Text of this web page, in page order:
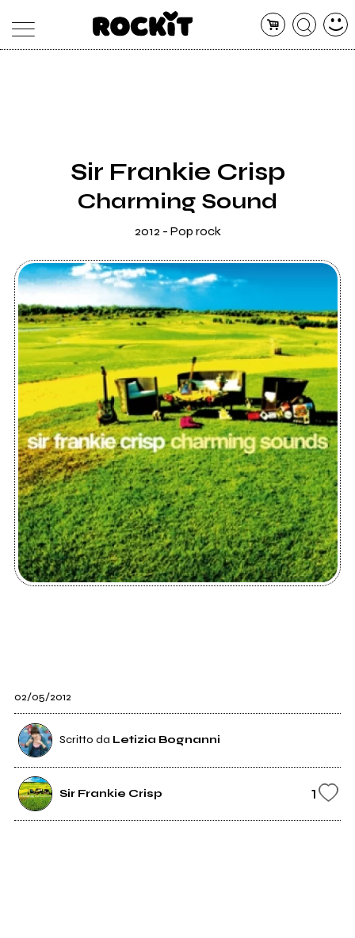
SHOP
RADIO
Sir Frankie Crisp
Charming Sound
2012 - Pop rock
02/05/2012
Scritto da Letizia Bognanni
Sir Frankie Crisp 1